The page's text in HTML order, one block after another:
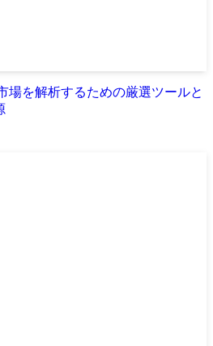
場を解析するための厳選ツールと